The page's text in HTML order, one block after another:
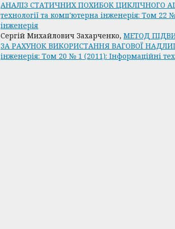
АНАЛІЗ СТАТИЧНИХ ПОХИБОК ЦИКЛІЧНОГО
технології та комп'ютерна інженерія: Том 22
інженерія
Сергій Михайлович Захарченко, МЕТОД
ЗА РАХУНОК ВИКОРИСТАННЯ ВАГОВОЇ
інженерія: Том 20 № 1 (2011): Інформаційні